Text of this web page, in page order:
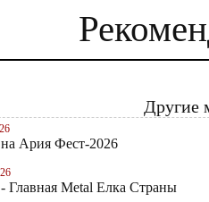
Другие
на Ария Фест-2026
- Главная Metal Елка Страны